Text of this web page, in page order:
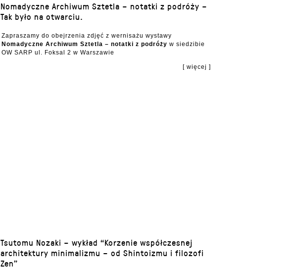
Nomadyczne Archiwum Sztetla – notatki z podróży –
Tak było na otwarciu.
Zapraszamy do obejrzenia zdjęć z wernisażu wystawy
Nomadyczne Archiwum Sztetla – notatki z podróży w siedzibie
OW SARP ul. Foksal 2 w Warszawie
[ więcej ]
Tsutomu Nozaki – wykład “Korzenie współczesnej
architektury minimalizmu – od Shintoizmu i filozofi
Zen”